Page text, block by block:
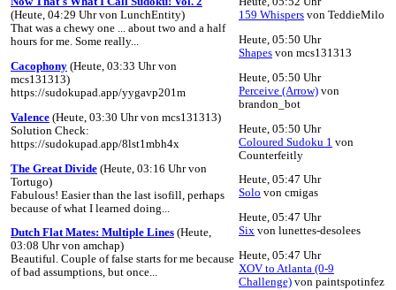
(Heute, 04:29 Uhr von LunchEntity)
That was a chewy one ... about two and a half
hours for me. Some really...
Cacophony(Heute, 03:33 Uhr von
mcs131313)
https://sudokupad.app/yygavp201m
Valence(Heute, 03:30 Uhr von mcs131313)
Solution Check:
https://sudokupad.app/8lst1mbh4x
The Great Divide(Heute, 03:16 Uhr von
Tortugo)
Fabulous! Easier than the last isofill, perhaps
because of what I learned doing...
Dutch Flat Mates: Multiple Lines(Heute,
03:08 Uhr von amchap)
Beautiful. Couple of false starts for me because
of bad assumptions, but once...
159 Whispersvon TeddieMilo
Heute, 05:50 Uhr
Shapesvon mcs131313
Heute, 05:50 Uhr
Perceive (Arrow)von
brandon_bot
Heute, 05:50 Uhr
Coloured Sudoku 1 von
Counterfeitly
Heute, 05:47 Uhr
Solo von cmigas
Heute, 05:47 Uhr
Sixvon lunettes-desolees
Heute, 05:47 Uhr
XOV to Atlanta (0-9
Challenge)von paintspotinfez